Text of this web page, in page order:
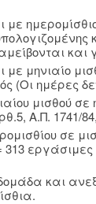
με
και
μηνιαίο
(Οι ημέρες
μισθού σε
Α.Π. 1741/
σε
313
και